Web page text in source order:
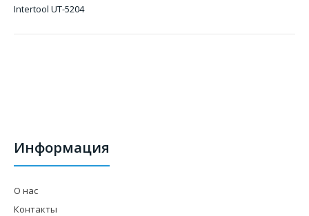
Intertool UT-5204
Информация
О нас
Контакты